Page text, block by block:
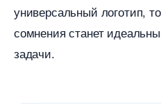
универсальный логотип,
сомнения станет
задачи.